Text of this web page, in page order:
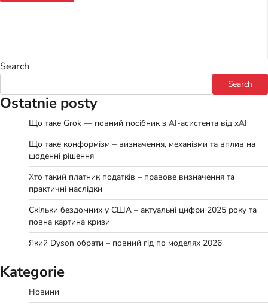
Search
Search
Ostatnie posty
Що таке Grok — повний посібник з AI-асистента від xAI
Що таке конформізм – визначення, механізми та вплив на
щоденні рішення
Хто такий платник податків – правове визначення та
практичні наслідки
Скільки бездомних у США – актуальні цифри 2025 року та
повна картина кризи
Який Dyson обрати – повний гід по моделях 2026
Kategorie
Новини